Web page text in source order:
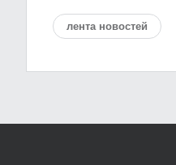
лента новостей